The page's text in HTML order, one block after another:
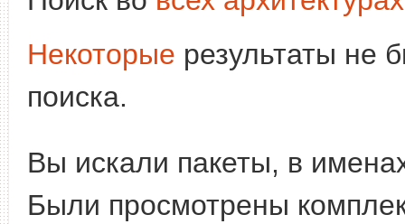
Некоторые результаты не
поиска.
Вы искали пакеты, в
Были просмотрены